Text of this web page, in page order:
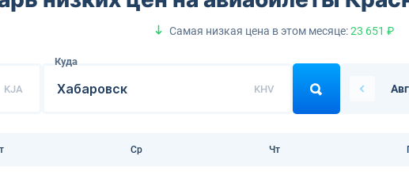
Самая низкая цена в этом месяце:23 651 ₽
KJA
Куда
KHV
Ср Чт